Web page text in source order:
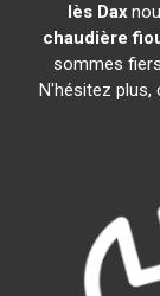
lès Dax
chaudière
sommes
N'hésitez plus,